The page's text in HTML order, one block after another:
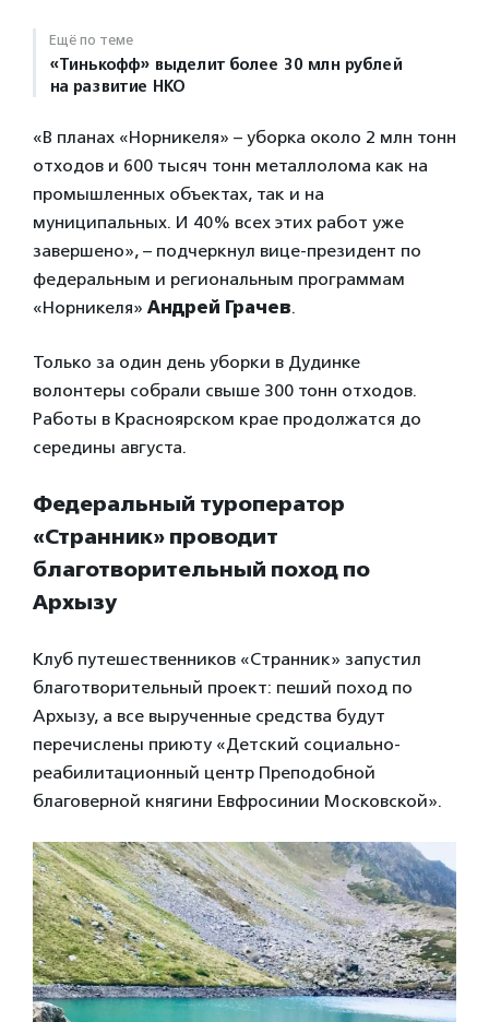
Ещё по теме
«Тинькофф» выделит более 30 млн рублей
на развитие НКО
«В планах «Норникеля» – уборка около 2 млн тонн
отходов и 600 тысяч тонн металлолома как на
промышленных объектах, так и на
муниципальных. И 40% всех этих работ уже
завершено», – подчеркнул вице-президент по
федеральным и региональным программам
«Норникеля» Андрей Грачев.
Только за один день уборки в Дудинке
волонтеры собрали свыше 300 тонн отходов.
Работы в Красноярском крае продолжатся до
середины августа.
Федеральный туроператор
«Странник» проводит
благотворительный поход по
Архызу
Клуб путешественников «Странник» запустил
благотворительный проект: пеший поход по
Архызу, а все вырученные средства будут
перечислены приюту «Детский социально-
реабилитационный центр Преподобной
благоверной княгини Евфросинии Московской».